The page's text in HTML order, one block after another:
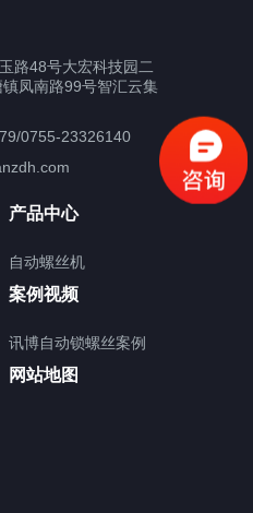
路48号大宏科技园二
凤南路99号智汇云集
0755-23326140
产品中心
自动螺丝机
案例视频
讯博自动锁螺丝案例
网站地图